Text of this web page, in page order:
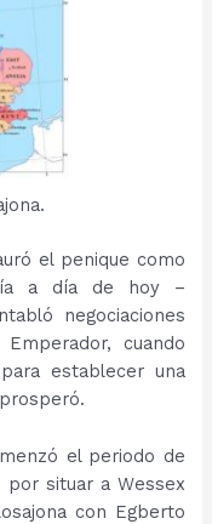
el penique como
a día de hoy –
negociaciones
cuando
establecer una
el periodo de
por situar a Wessex
con Egberto